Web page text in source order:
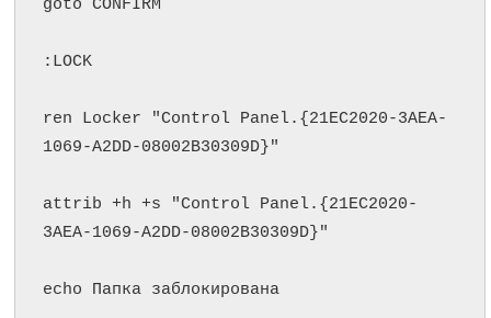
goto CONFIRM
:LOCK
ren Locker "Control Panel.{21EC2020-3AEA-
1069-A2DD-08002B30309D}"
attrib +h +s "Control Panel.{21EC2020-
3AEA-1069-A2DD-08002B30309D}"
echo Папка заблокирована